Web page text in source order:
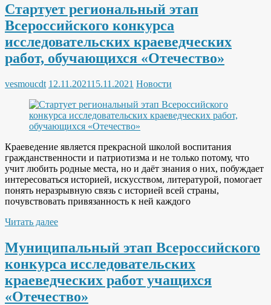
Стартует региональный этап
Всероссийского конкурса
исследовательских краеведческих
работ, обучающихся «Отечество»
vesmoucdt 12.11.202115.11.2021 Новости
Краеведение является прекрасной школой воспитания
гражданственности и патриотизма и не только потому, что
учит любить родные места, но и даёт знания о них, побуждает
интересоваться историей, искусством, литературой, помогает
понять неразрывную связь с историей всей страны,
почувствовать привязанность к ней каждого
Читать далее
Муниципальный этап Всероссийского
конкурса исследовательских
краеведческих работ учащихся
«Отечество»